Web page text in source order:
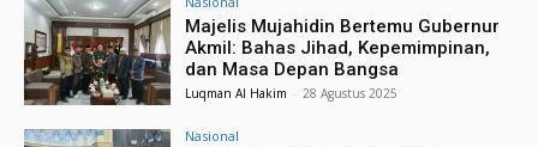
Majelis Mujahidin Bertemu Gubernur
Akmil: Bahas Jihad, Kepemimpinan,
dan Masa Depan Bangsa
Luqman Al Hakim - 28 Agustus 2025
Nasional